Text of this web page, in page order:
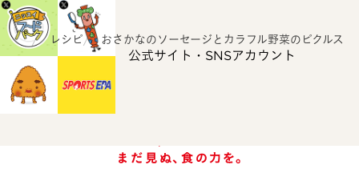
公式サイト・SNSアカウント
ホーム レシピ おさかなのソーセージとカラフル野菜のピクルス